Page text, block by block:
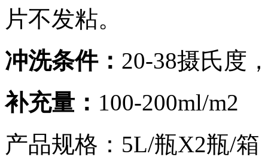
片不发粘。
冲洗条件： 20-38摄氏度
补充量： 100-200ml/m2
产品规格：5L/瓶X2瓶/箱